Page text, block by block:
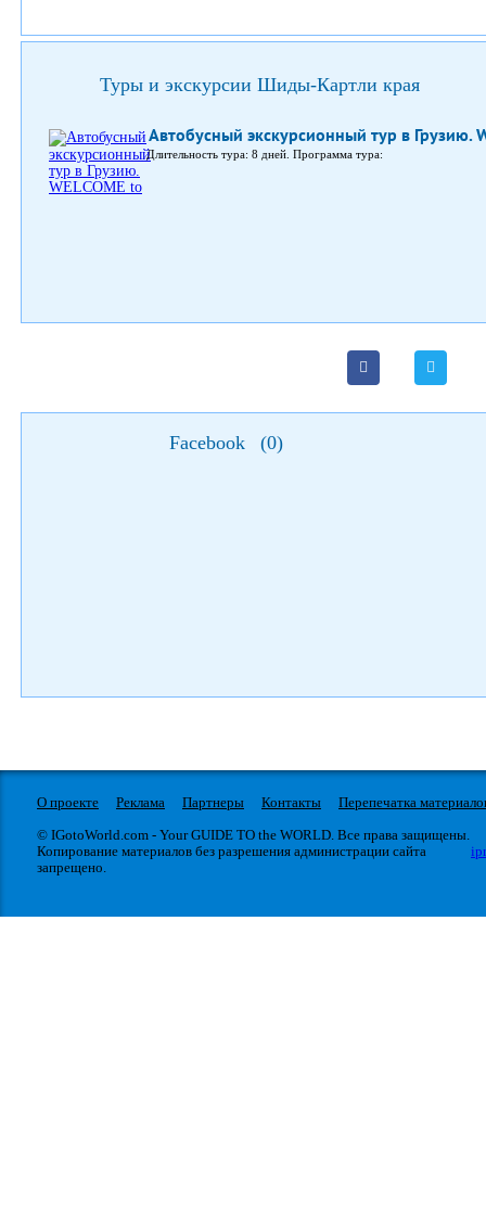
Туры и экскурсии Шиды-Картли края
Автобусный экскурсионный тур в Грузию.
Длительность тура: 8 дней. Программа тура:
Facebook (0)
О проекте Реклама Партнеры Контакты
Перепечатка
© IGotoWorld.com - Your GUIDE TO the WORLD. Все права защищены.
Копирование материалов без разрешения администрации сайта
запрещено.